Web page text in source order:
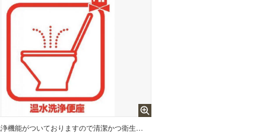
温水での洗浄機能がついておりますので清潔かつ衛生面も安心です。 寒い時期でも暖かい便座に座る事が出来ます！